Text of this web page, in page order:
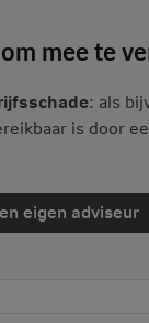
mee te
: als
is door
eigen adviseur